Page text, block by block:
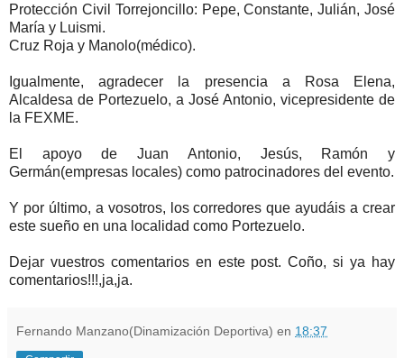
Protección Civil Torrejoncillo: Pepe, Constante, Julián, José
María y Luismi.
Cruz Roja y Manolo(médico).
Igualmente, agradecer la presencia a Rosa Elena,
Alcaldesa de Portezuelo, a José Antonio, vicepresidente de
la FEXME.
El apoyo de Juan Antonio, Jesús, Ramón y
Germán(empresas locales) como patrocinadores del evento.
Y por último, a vosotros, los corredores que ayudáis a crear
este sueño en una localidad como Portezuelo.
Dejar vuestros comentarios en este post. Coño, si ya hay
comentarios!!!,ja,ja.
Fernando Manzano(Dinamización Deportiva) en 18:37